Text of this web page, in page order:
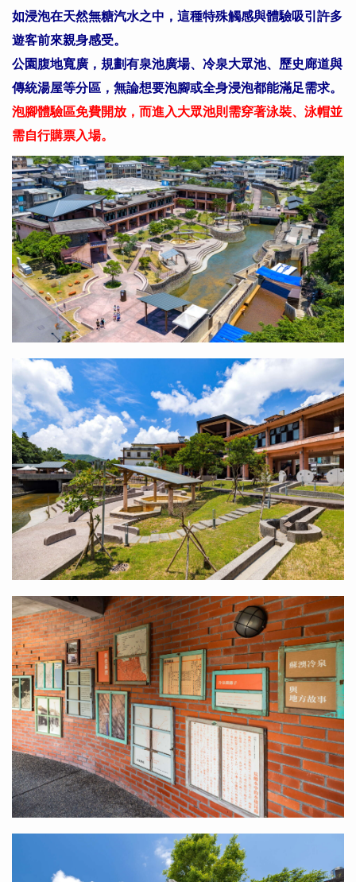
如浸泡在天然無糖汽水之中，這種特殊觸感與體驗吸引許多
遊客前來親身感受。
公園腹地寬廣，規劃有泉池廣場、冷泉大眾池、歷史廊道與
傳統湯屋等分區，無論想要泡腳或全身浸泡都能滿足需求。
泡腳體驗區免費開放，而進入大眾池則需穿著泳裝、泳帽並
需自行購票入場。